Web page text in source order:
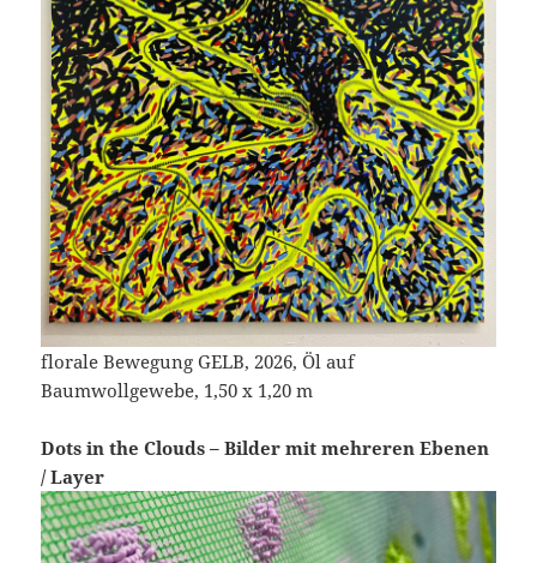
florale Bewegung GELB, 2026, Öl auf
Baumwollgewebe, 1,50 x 1,20 m
Dots in the Clouds – Bilder mit mehreren Ebenen
/ Layer